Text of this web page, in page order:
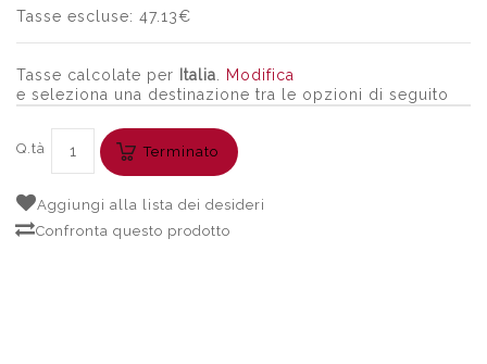
Tasse escluse: 47.13€
Tasse calcolate per Italia
Modifica
e seleziona una destinazione tra le opzioni di seguito
Q.tà Terminato
Aggiungi alla lista dei desideri
Confronta questo prodotto